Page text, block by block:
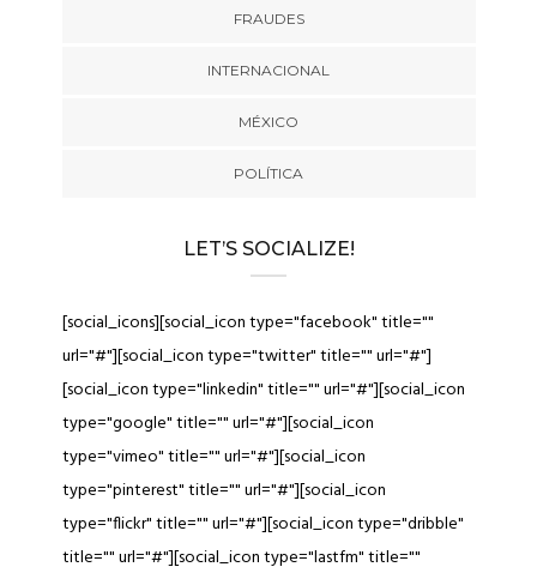
FRAUDES
INTERNACIONAL
MÉXICO
POLÍTICA
LET’S SOCIALIZE!
[social_icons][social_icon type="facebook" title=""
url="#"][social_icon type="twitter" title="" url="#"]
[social_icon type="linkedin" title="" url="#"][social_icon
type="google" title="" url="#"][social_icon
type="vimeo" title="" url="#"][social_icon
type="pinterest" title="" url="#"][social_icon
type="flickr" title="" url="#"][social_icon type="dribble"
title="" url="#"][social_icon type="lastfm" title=""